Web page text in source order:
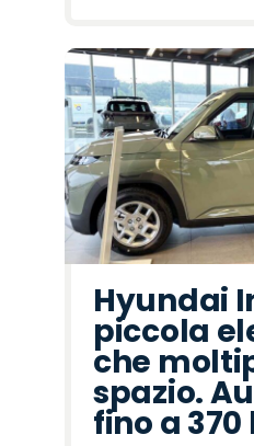
Hyundai
piccola
che
spazio.
fino a 370